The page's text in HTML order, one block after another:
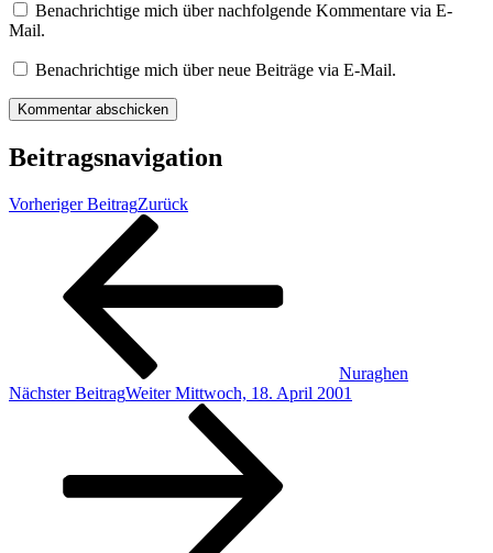
Benachrichtige mich über nachfolgende Kommentare via E-
Mail.
Benachrichtige mich über neue Beiträge via E-Mail.
Beitragsnavigation
Vorheriger BeitragZurück
Nuraghen
Nächster BeitragWeiter Mittwoch, 18. April 2001